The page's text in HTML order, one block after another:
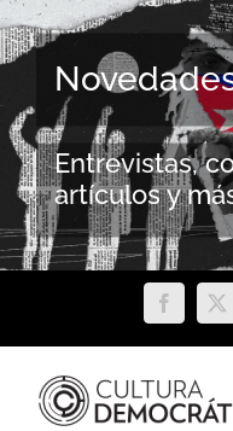
Saltar
al
contenido
Entrevistas,
artículos y
Facebook
X